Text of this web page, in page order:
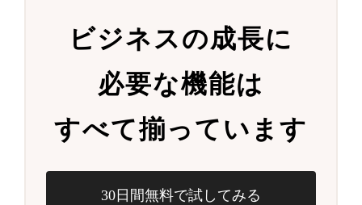
ビジネスの成長に
必要な機能は
すべて揃っています
30日間無料で試してみる